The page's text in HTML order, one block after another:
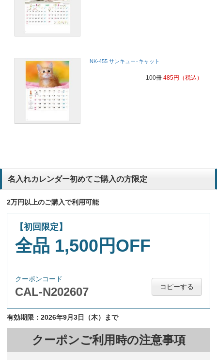
NK-455 サンキュー･キャット
100冊 485円 （税込）
名入れカレンダー初めてご購入の方限定
2万円以上のご購入で利用可能
【初回限定】
全品 1,500円OFF
クーポンコード
CAL-N202607 コピーする
有効期限：2026年9月3日（木）まで
クーポンご利用時の注意事項